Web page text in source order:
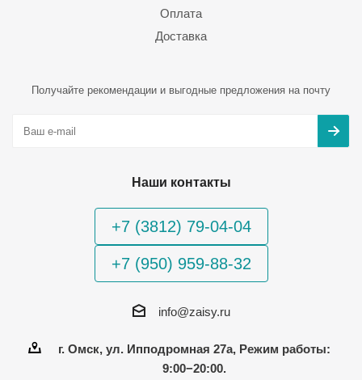
Оплата
Доставка
Получайте рекомендации и выгодные предложения на почту
Наши контакты
+7 (3812) 79-04-04
+7 (950) 959-88-32
info@zaisy.ru
г. Омск, ул. Ипподромная 27а, Режим работы:
9:00−20:00.